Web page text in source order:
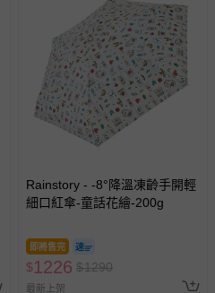
Rainstory - -8°降溫凍齡手開輕
細口紅傘-童話花繪-200g
即將售完
$1226 $1290
最新上架